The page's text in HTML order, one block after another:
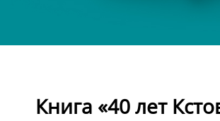
Книга «40 лет